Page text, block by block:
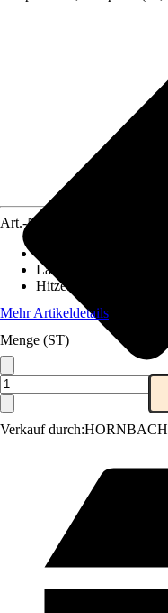
Verkauf durch:HORNBACH
Art.-Nr.
Länge
Hitzebeständig bis
Mehr Artikeldetails
Menge (ST)